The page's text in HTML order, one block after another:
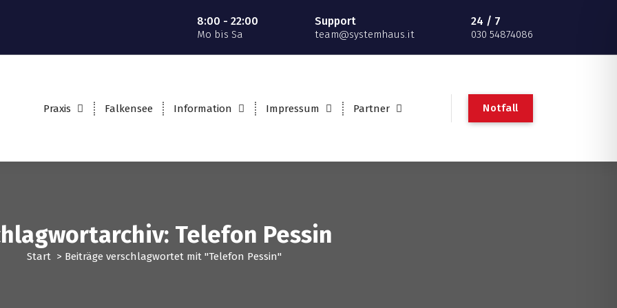
8:00 - 22:00
Mo bis Sa
Support
team@systemhaus.it
24 / 7
030 54874086
Praxis Falkensee Information Impressum Partner Notfall
Telefon Pessin
Start > Beiträge verschlagwortet mit "Telefon Pessin"